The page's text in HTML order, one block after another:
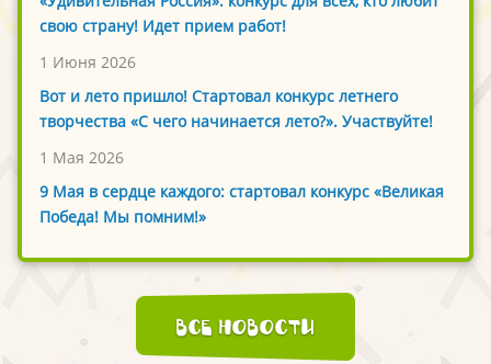
свою страну! Идет прием работ!
1 Июня 2026
Вот и лето пришло! Стартовал конкурс летнего
творчества «С чего начинается лето?». Участвуйте!
1 Мая 2026
9 Мая в сердце каждого: стартовал конкурс «Великая
Победа! Мы помним!»
Все новости